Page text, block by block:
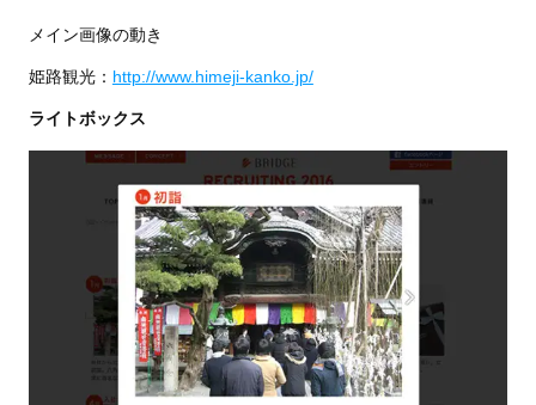
メイン画像の動き
姫路観光： http://www.himeji-kanko.jp/
ライトボックス